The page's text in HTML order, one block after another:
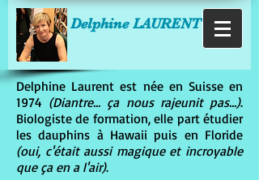
Delphine LAURENT
Delphine Laurent est née en Suisse en
1974 (Diantre... ça nous rajeunit pas...).
Biologiste de formation, elle part étudier
les dauphins à Hawaii puis en Floride
(oui, c'était aussi magique et incroyable
que ça en a l'air).